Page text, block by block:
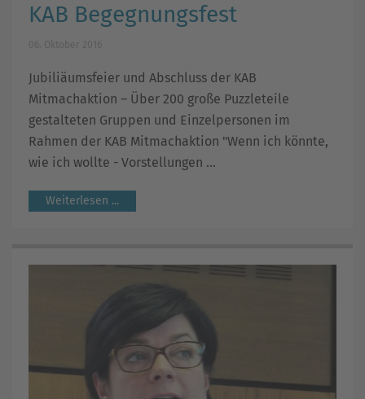
KAB Begegnungsfest
Jubiliäumsfeier und Abschluss der KAB
Mitmachaktion – Über 200 große Puzzleteile
gestalteten Gruppen und Einzelpersonen im
Rahmen der KAB Mitmachaktion "Wenn ich könnte,
wie ich wollte - Vorstellungen ...
Weiterlesen ...